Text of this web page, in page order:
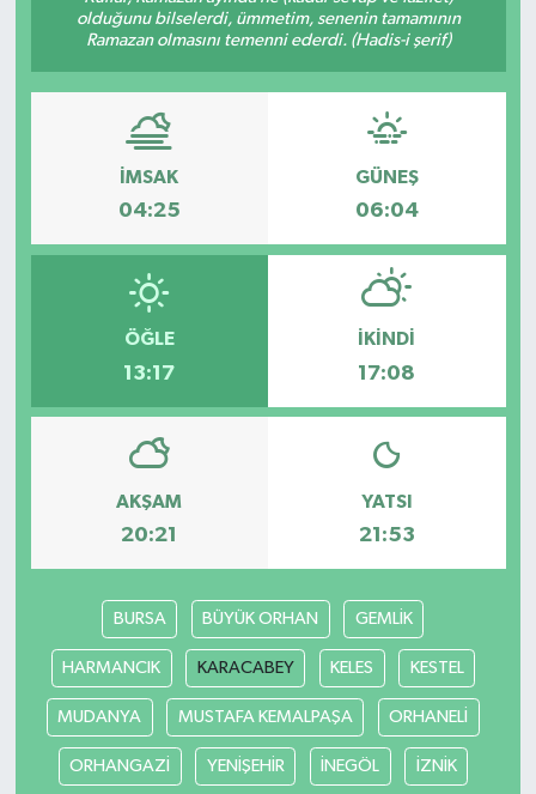
olduğunu bilselerdi, ümmetim, senenin tamamının
Ramazan olmasını temenni ederdi. (Hadis-i şerif)
İMSAK
04:25
GÜNEŞ
06:04
ÖĞLE
13:17
İKINDI
17:08
AKŞAM
20:21
YATSI
21:53
BURSA BÜYÜK ORHAN GEMLİK
HARMANCIK KARACABEY KELES KESTEL
MUDANYA MUSTAFA KEMALPAŞA ORHANELİ
ORHANGAZİ YENİŞEHİR İNEGÖL İZNİK
Gündem
Kültür-Sanat
Podcast
Politika
Sağlık
Siyaset